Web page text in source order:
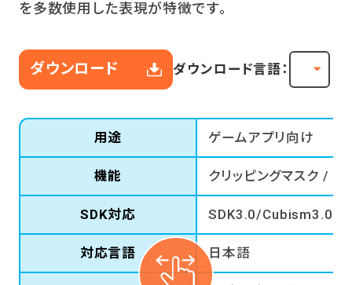
を多数使用した表現が特徴です。
ダウンロード ダウンロード言語：
用途 ゲームアプリ向け
機能 クリッピングマスク /
SDK対応 SDK3.0/
対応言語 日本語